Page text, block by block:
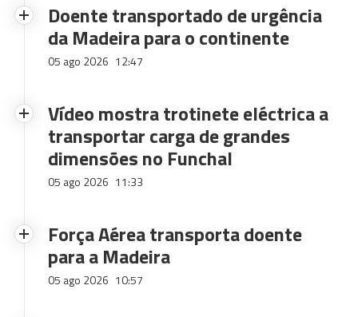
Doente transportado de urgência
da Madeira para o continente
05 ago 2026 12:47
Vídeo mostra trotinete eléctrica a
transportar carga de grandes
dimensões no Funchal
05 ago 2026 11:33
Força Aérea transporta doente
para a Madeira
05 ago 2026 10:57